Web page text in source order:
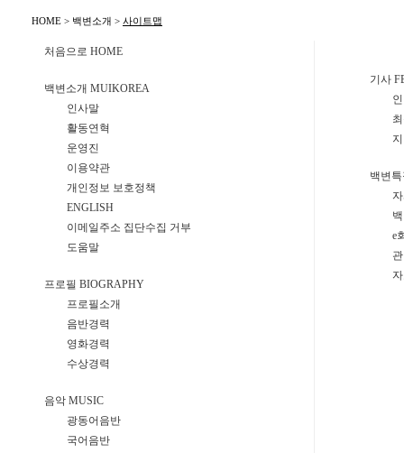
HOME > 백변소개 > 사이트맵
처음으로 HOME
백변소개 MUIKOREA
인사말
활동연혁
운영진
이용약관
개인정보 보호정책
ENGLISH
이메일주소 집단수집 거부
도움말
프로필 BIOGRAPHY
프로필소개
음반경력
영화경력
수상경력
음악 MUSIC
광동어음반
국어음반
기사
백변
e